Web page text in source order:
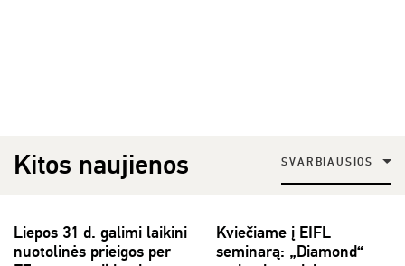
Kitos naujienos SVARBIAUSIOS
Liepos 31 d. galimi laikini
nuotolinės prieigos per
Kviečiame į EIFL
seminarą: „Diamond“